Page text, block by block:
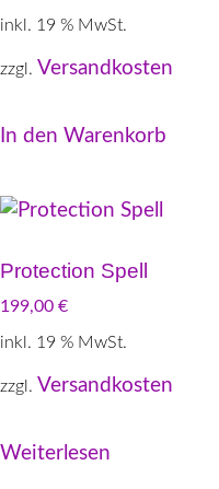
inkl. 19 % MwSt.
zzgl. Versandkosten
In den Warenkorb
Protection Spell
199,00 €
inkl. 19 % MwSt.
zzgl. Versandkosten
Weiterlesen